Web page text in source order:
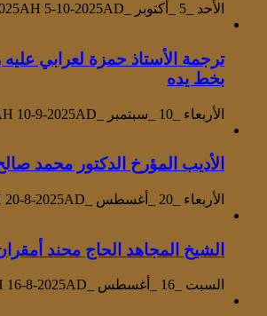
الأحد _5 _أكتوبر _2025AH 5-10-2025AD
ترجمة الأستاذ حمزة لعرابي عليه
بخط يده
الأربعاء _10 _سبتمبر _2025AH 10-9-2025AD
الأديب المؤرخ الدكتور محمد
الأربعاء _20 _أغسطس _2025AH 20-8-2025AD
الشيخ المجاهد الحاج محند
السبت _16 _أغسطس _2025AH 16-8-2025AD